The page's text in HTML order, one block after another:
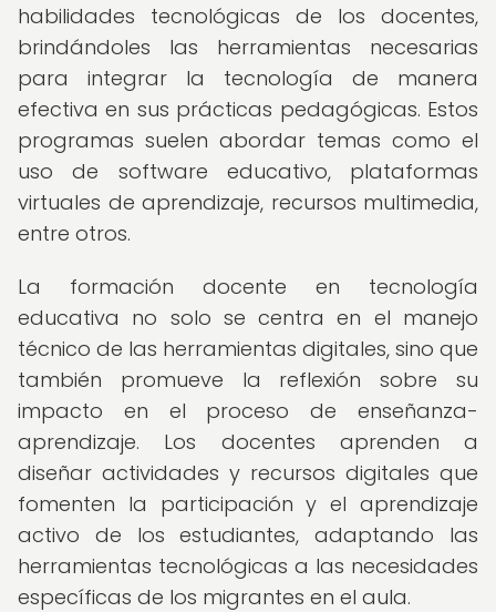
habilidades tecnológicas de los docentes,
brindándoles las herramientas necesarias
para integrar la tecnología de manera
efectiva en sus prácticas pedagógicas. Estos
programas suelen abordar temas como el
uso de software educativo, plataformas
virtuales de aprendizaje, recursos multimedia,
entre otros.
La formación docente en tecnología
educativa no solo se centra en el manejo
técnico de las herramientas digitales, sino que
también promueve la reflexión sobre su
impacto en el proceso de enseñanza-
aprendizaje. Los docentes aprenden a
diseñar actividades y recursos digitales que
fomenten la participación y el aprendizaje
activo de los estudiantes, adaptando las
herramientas tecnológicas a las necesidades
específicas de los migrantes en el aula.